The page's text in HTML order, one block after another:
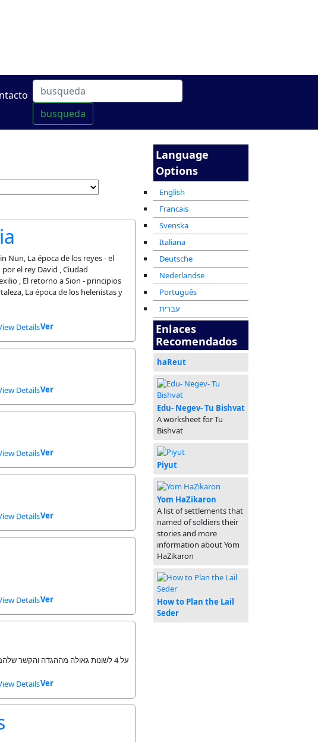
busqueda
Nun, La época de los reyes - el
el rey David , Ciudad
, El retorno a Sion - principios
La época de los helenistas y
Ver
Ver
Ver
Ver
Ver
על 4 לשונות גאולה מההגדה והקשר שלהם אלינו במהלך הדורות
Ver
Language
Options
English
Francais
Svenska
Italiana
Deutsche
Nederlandse
Português
עברית
Enlaces
Recomendados
haReut
Edu- Negev- Tu Bishvat
A worksheet for Tu
Bishvat
Piyut
Yom HaZikaron
A list of settlements that
named of soldiers their
stories and more
information about Yom
HaZikaron
How to Plan the Lail
Seder